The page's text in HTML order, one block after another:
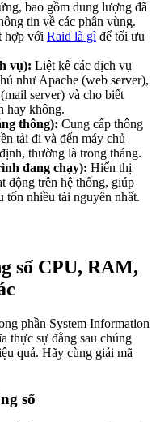
bao gồm dung lượng đã
tin về các phân vùng.
hợp với Raid là gì để tối ưu
vụ): Liệt kê các dịch vụ
như Apache (web server),
server) và cho biết
hay không.
thông): Cung cấp thông
tải đi và đến máy chủ
thường là trong tháng.
đang chạy): Hiển thị
động trên hệ thống, giúp
tốn nhiều tài nguyên nhất.
số CPU, RAM,
phần System Information
thực sự đằng sau chúng
quả. Hãy cùng giải mã
số